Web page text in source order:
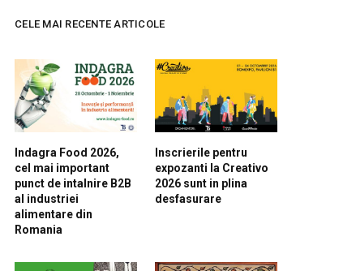
CELE MAI RECENTE ARTICOLE
Indagra Food 2026,
cel mai important
punct de intalnire B2B
al industriei
alimentare din
Romania
Inscrierile pentru
expozanti la Creativo
2026 sunt in plina
desfasurare